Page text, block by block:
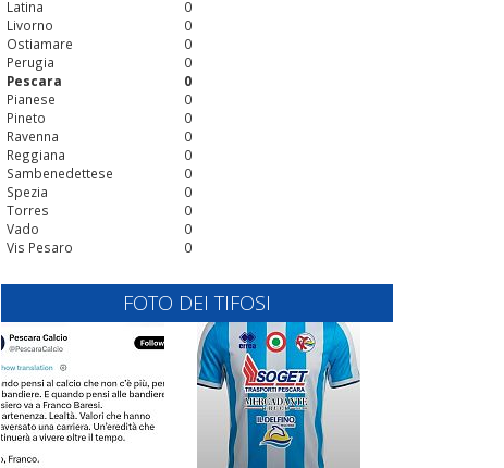
0
Latina
0
Livorno
0
Ostiamare
0
Perugia
0
Pescara
0
Pianese
0
Pineto
0
Ravenna
0
Reggiana
0
Sambenedettese
0
Spezia
0
Torres
0
Vado
0
Vis Pesaro
FOTO DEI TIFOSI